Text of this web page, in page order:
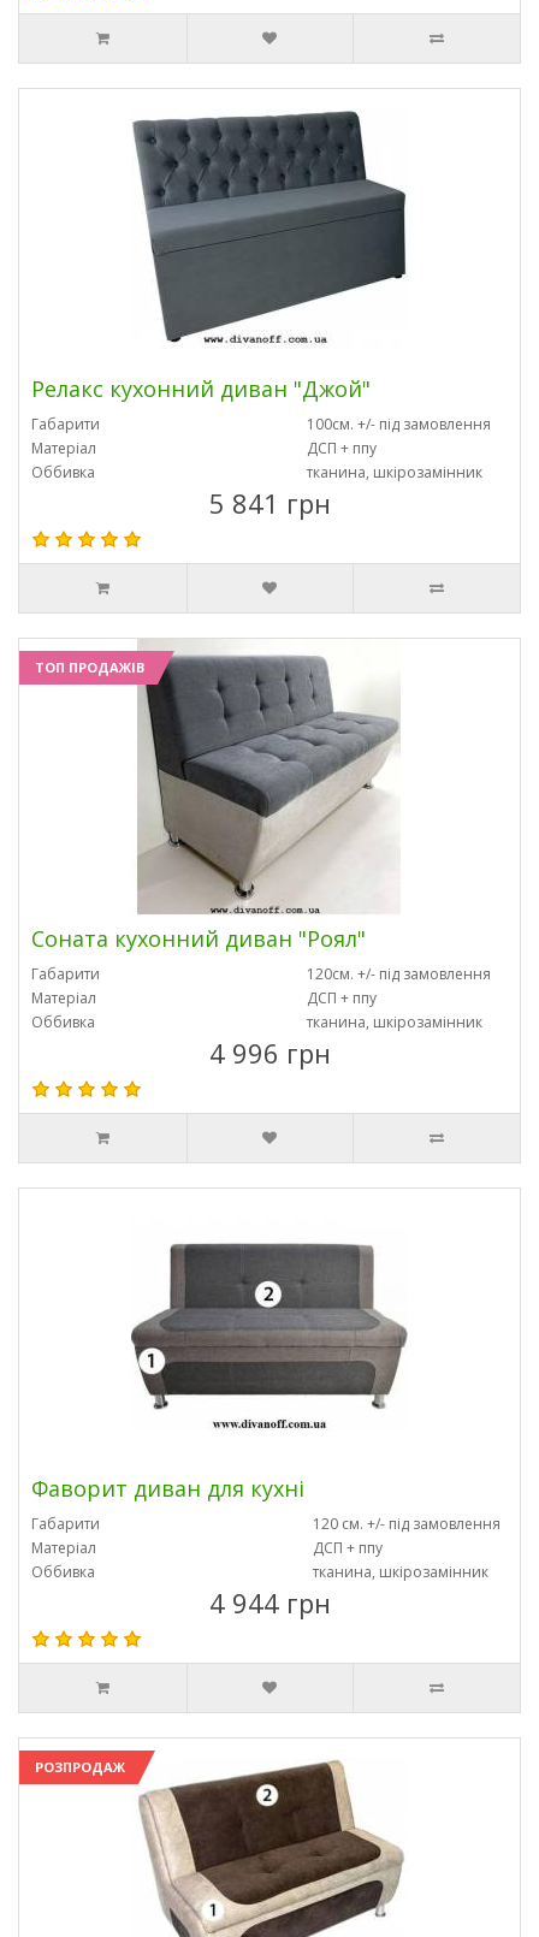
Релакс кухонний диван "Джой"
Габарити
100см. +/- під замовлення
Матеріал
ДСП + ппу
Оббивка
тканина, шкірозамінник
5 841 грн
ТОП ПРОДАЖІВ
Соната кухонний диван "Роял"
Габарити
120см. +/- під замовлення
Матеріал
ДСП + ппу
Оббивка
тканина, шкірозамінник
4 996 грн
Фаворит диван для кухні
Габарити
120 см. +/- під замовлення
Матеріал
ДСП + ппу
Оббивка
тканина, шкірозамінник
4 944 грн
РОЗПРОДАЖ